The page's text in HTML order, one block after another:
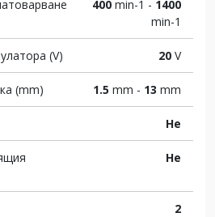
400 min-1 - 1400
min-1
(V) 20 V
(mm) 1.5 mm - 13 mm
Не
Не
2